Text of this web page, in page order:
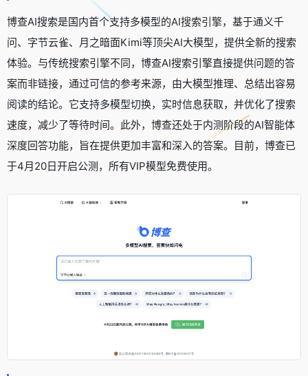
博查AI搜索是国内首个支持多模型的AI搜索引擎，基于通义千
问、字节云雀、月之暗面Kimi等顶尖AI大模型，提供全新的搜索
体验。与传统搜索引擎不同，博查AI搜索引擎直接提供问题的答
案而非链接，通过可信的参考来源，由大模型推理、总结出容易
阅读的结论。它支持多模型切换，实时信息获取，并优化了搜索
速度，减少了等待时间。此外，博查还处于内测阶段的AI智能体
深度回答功能，旨在提供更加丰富和深入的答案。目前，博查已
于4月20日开启公测，所有VIP模型免费使用。